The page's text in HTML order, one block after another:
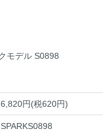
モデル S0898
6,820円(税620円)
SPARKS0898